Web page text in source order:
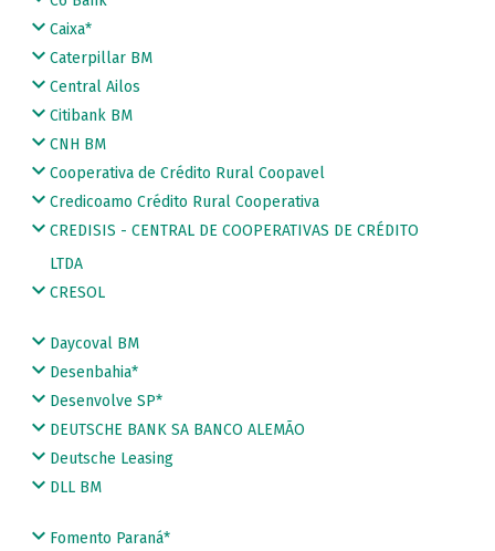
Caixa*
Caterpillar BM
Central Ailos
Citibank BM
CNH BM
Cooperativa de Crédito Rural Coopavel
Credicoamo Crédito Rural Cooperativa
CREDISIS - CENTRAL DE COOPERATIVAS DE CRÉDITO
LTDA
CRESOL
Daycoval BM
Desenbahia*
Desenvolve SP*
DEUTSCHE BANK SA BANCO ALEMÃO
Deutsche Leasing
DLL BM
Fomento Paraná*